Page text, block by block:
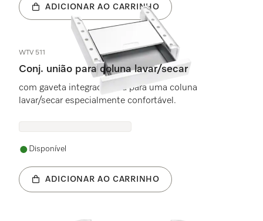
ADICIONAR AO CARRINHO
WTV 511
Conj. união para coluna lavar/secar
com gaveta integrada para para uma coluna
lavar/secar especialmente confortável.
Disponível
ADICIONAR AO CARRINHO